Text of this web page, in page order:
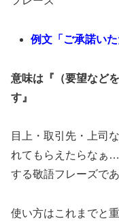
例文「ご承諾いた
意味は『（要望など
す』
目上・取引先・上司
れてもらえたらなぁ
する敬語フレーズで
使い方はこれまでと